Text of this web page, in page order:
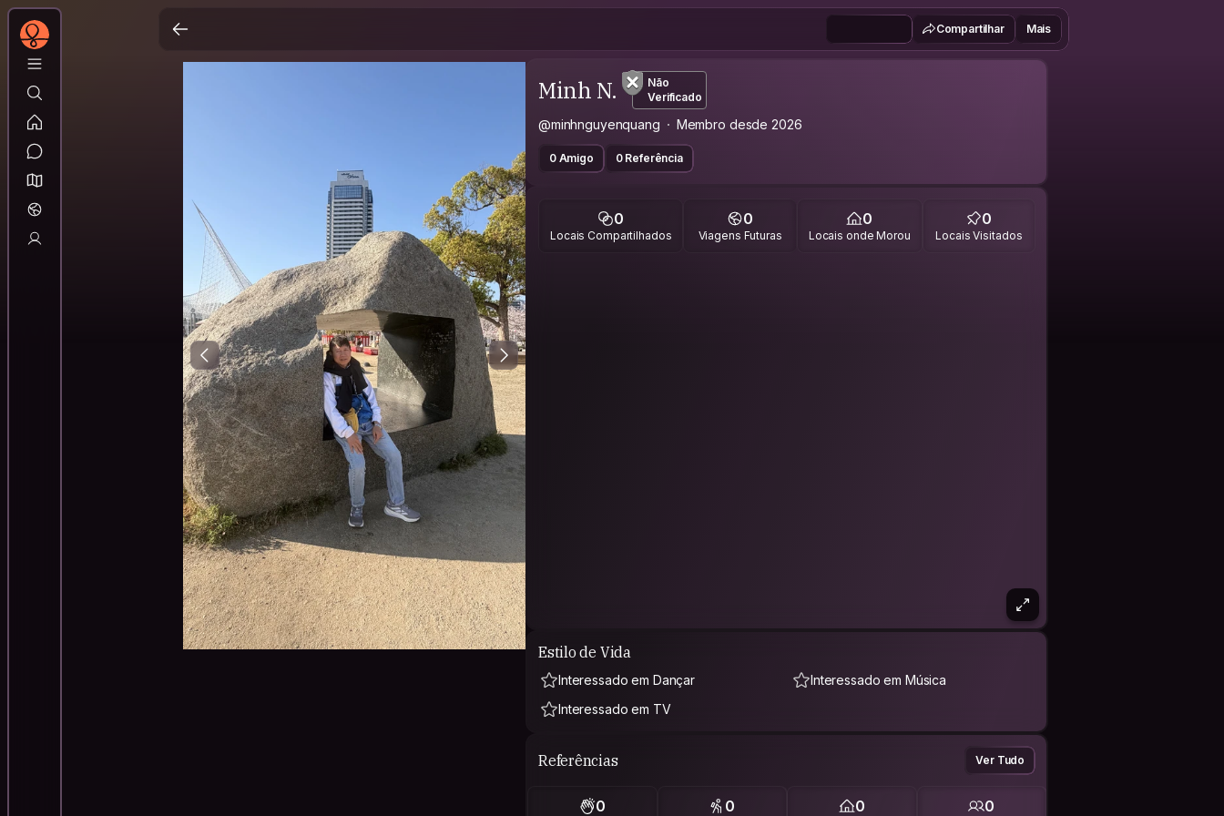
Compartilhar Mais
Minh N.
Não
Verificado
@minhnguyenquang Membro desde 2026
0 Amigo 0 Referência
0
Locais Compartilhados
0
Viagens Futuras
0
Locais onde Morou
0
Locais Visitados
Estilo de Vida
Interessado em Dançar
Interessado em Música
Interessado em TV
Referências Ver Tudo
0 0 0 0